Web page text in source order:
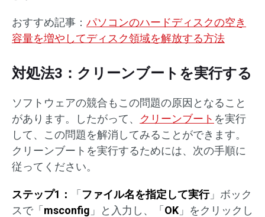
おすすめ記事： パソコンのハードディスクの空き
容量を増やしてディスク領域を解放する方法
対処法3：クリーンブートを実行する
ソフトウェアの競合もこの問題の原因となること
があります。したがって、 クリーンブート を実行
して、この問題を解消してみることができます。
クリーンブートを実行するためには、次の手順に
従ってください。
ステップ1： 「ファイル名を指定して実行」ボック
スで「msconfig 」と入力し、「OK 」をクリックし